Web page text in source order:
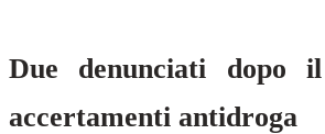
Due denunciati dopo
accertamenti antidroga